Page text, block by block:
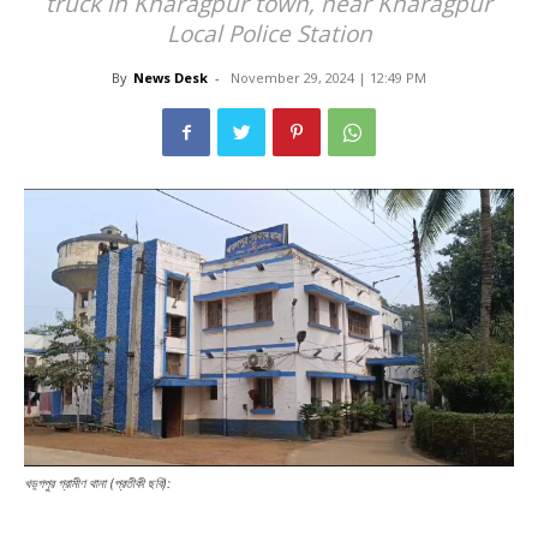
Local Police Station
By News Desk - November 29, 2024 | 12:49 PM
খড়্গপুর গ্রামীণ থানা (প্রতীকী ছবি):